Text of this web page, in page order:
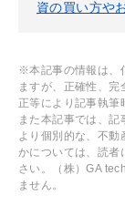
資の買い方や
※本記事の情報は、
ますが、正確性、
正等により記事執筆
また本記事では、記
より個別的な、不動
かについては、読者
さい。（株）GA
ません。